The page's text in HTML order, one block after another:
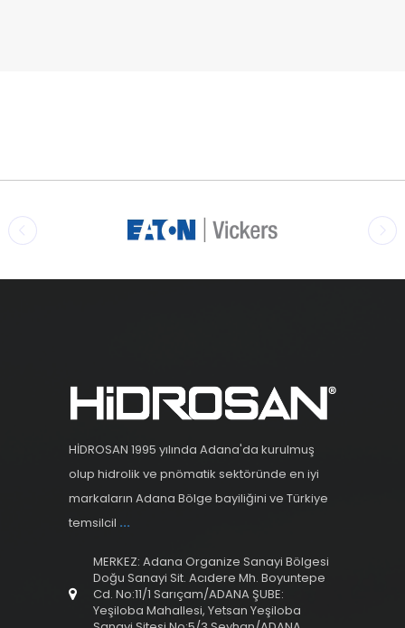
HİDROSAN 1995 yılında Adana'da kurulmuş
olup hidrolik ve pnömatik sektöründe en iyi
markaların Adana Bölge bayiliğini ve Türkiye
temsilcil ...
MERKEZ: Adana Organize Sanayi Bölgesi
Doğu Sanayi Sit. Acıdere Mh. Boyuntepe
Cd. No:11/1 Sarıçam/ADANA ŞUBE:
Yeşiloba Mahallesi, Yetsan Yeşiloba